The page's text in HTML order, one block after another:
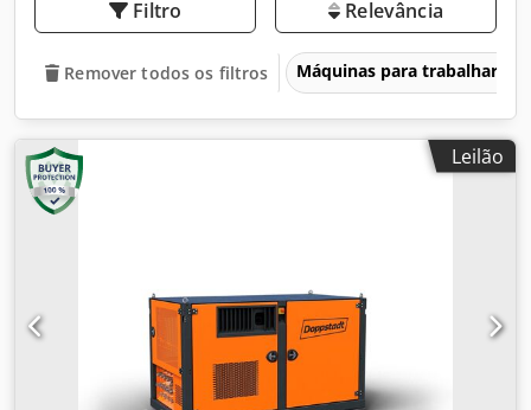
Filtro Relevância
Remover todos os filtros Máquinas para trabalhar
Leilão